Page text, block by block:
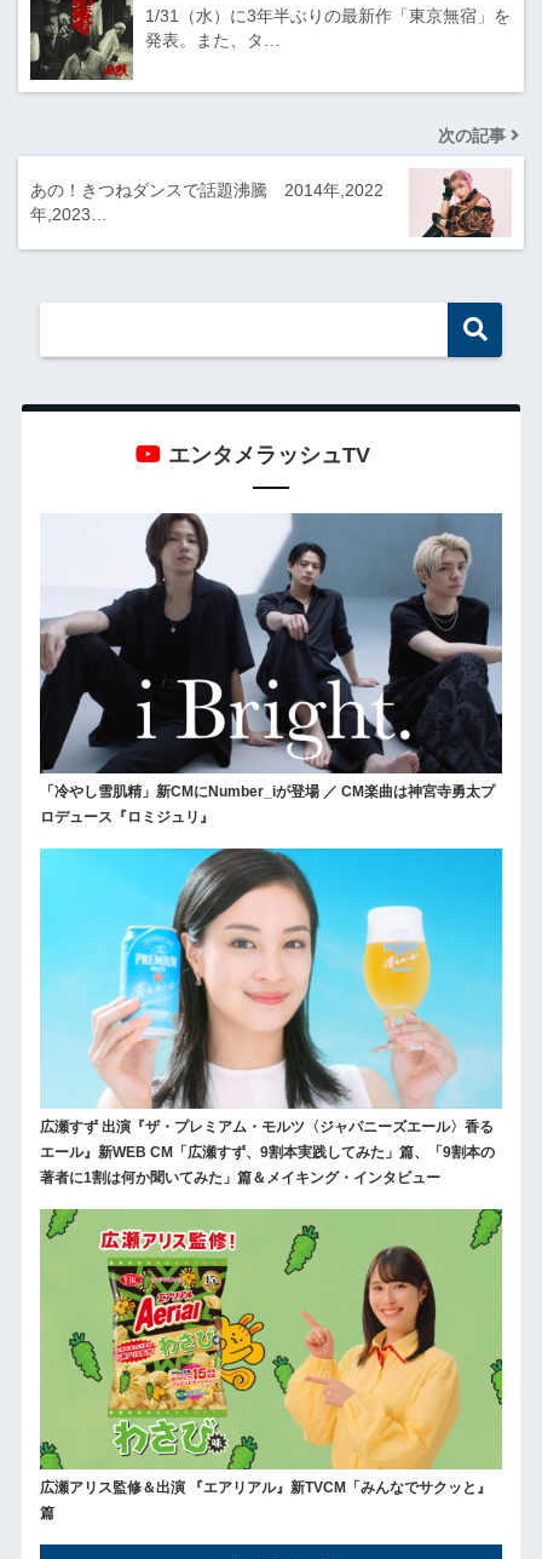
1/31（水）に3年半ぶりの最新作「東京無宿」を
発表。また、タ…
次の記事
あの！きつねダンスで話題沸騰 2014年,2022
年,2023…
エンタメラッシュTV
「冷やし雪肌精」新CMにNumber_iが登場 ／ CM楽曲は神宮寺勇太プ
ロデュース『ロミジュリ』
広瀬すず 出演『ザ・プレミアム・モルツ〈ジャパニーズエール〉香る
エール』新WEB CM「広瀬すず、9割本実践してみた」篇、「9割本の
著者に1割は何か聞いてみた」篇＆メイキング・インタビュー
広瀬アリス監修＆出演 『エアリアル』新TVCM「みんなでサクッと』
篇